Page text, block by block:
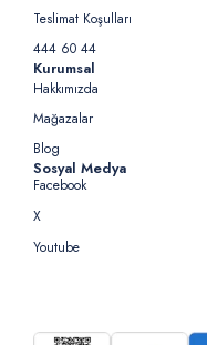
Teslimat Koşulları
444 60 44
Kurumsal
Hakkımızda
Mağazalar
Blog
Sosyal Medya
Facebook
X
Youtube